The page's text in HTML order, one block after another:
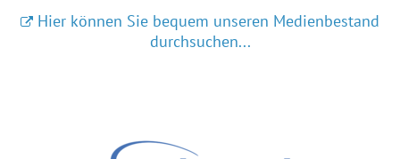
Hier können Sie bequem unseren Medienbestand
durchsuchen...